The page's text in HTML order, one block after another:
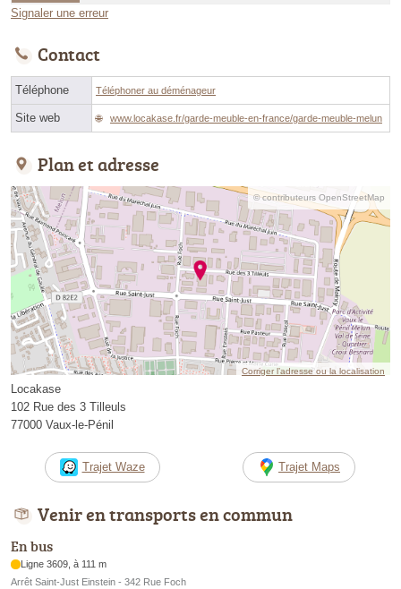
Signaler une erreur
Contact
Téléphone Téléphoner au déménageur
Site web www.locakase.fr/garde-meuble-en-france/garde-meuble-melun
Plan et adresse
© contributeurs OpenStreetMap
Corriger l’adresse ou la localisation
Locakase
102 Rue des 3 Tilleuls
77000 Vaux-le-Pénil
Trajet Waze Trajet Maps
Venir en transports en commun
En bus
Ligne 3609, à 111 m
Arrêt Saint-Just Einstein - 342 Rue Foch